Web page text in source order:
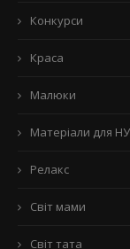
Конкурси
Краса
Малюки
Матеріали для
Релакс
Світ мами
Світ тата